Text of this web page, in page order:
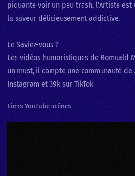
piquante voir un peu trash, l'Artiste est
la saveur délicieusement addictive.
Le Saviez-vous ?
Les vidéos humoristiques de Romuald
un must, il compte une communauté de
Instagram et 39k sur TikTok
Liens YouTube scènes